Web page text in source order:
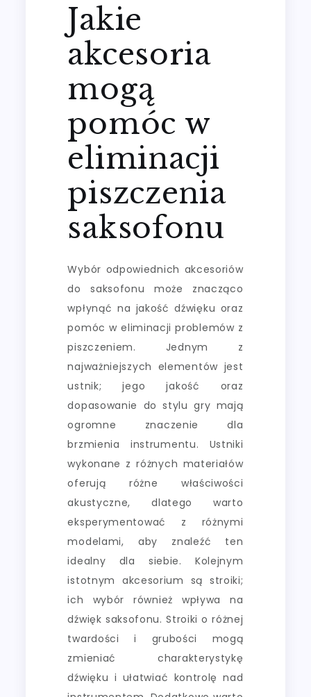
Jakie
akcesoria
mogą
pomóc w
eliminacji
piszczenia
saksofonu
Wybór odpowiednich akcesoriów
do saksofonu może znacząco
wpłynąć na jakość dźwięku oraz
pomóc w eliminacji problemów z
piszczeniem. Jednym z
najważniejszych elementów jest
ustnik; jego jakość oraz
dopasowanie do stylu gry mają
ogromne znaczenie dla
brzmienia instrumentu. Ustniki
wykonane z różnych materiałów
oferują różne właściwości
akustyczne, dlatego warto
eksperymentować z różnymi
modelami, aby znaleźć ten
idealny dla siebie. Kolejnym
istotnym akcesorium są stroiki;
ich wybór również wpływa na
dźwięk saksofonu. Stroiki o różnej
twardości i grubości mogą
zmieniać charakterystykę
dźwięku i ułatwiać kontrolę nad